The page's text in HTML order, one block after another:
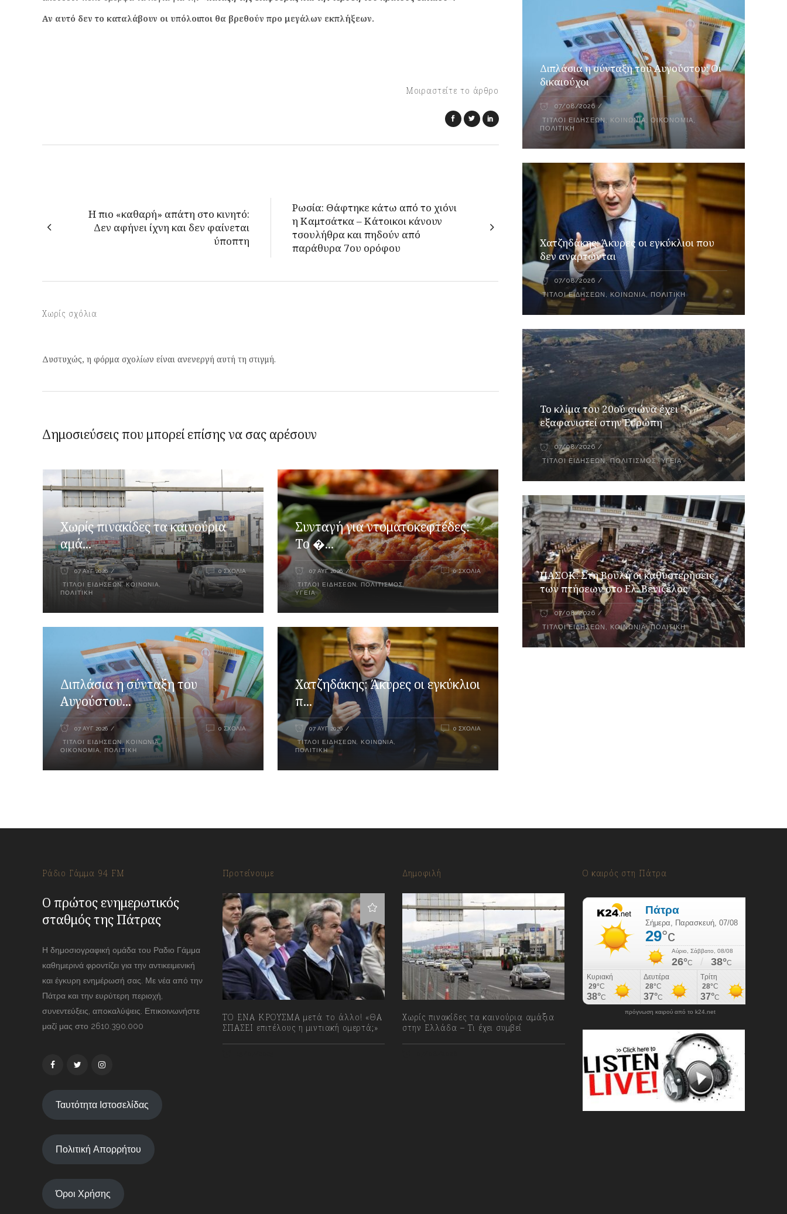
Αν αυτό δεν το καταλάβουν οι υπόλοιποι θα βρεθούν προ μεγάλων εκπλήξεων.
Μοιραστείτε το άρθρο
Η πιο «καθαρή» απάτη στο κινητό:
Δεν αφήνει ίχνη και δεν φαίνεται
ύποπτη
Ρωσία: Θάφτηκε κάτω από το χιόνι
η Καμτσάτκα – Κάτοικοι κάνουν
τσουλήθρα και πηδούν από
παράθυρα 7ου ορόφου
Χωρίς σχόλια
Δυστυχώς, η φόρμα σχολίων είναι ανενεργή αυτή τη στιγμή.
Δημοσιεύσεις που μπορεί επίσης να σας αρέσουν
Χωρίς πινακίδες τα καινούρια
αμά...
07 ΑΥΓ 2026
ΤΊΤΛΟΙ ΕΙΔΉΣΕΩΝ,ΚΟΙΝΩΝΊΑ,
ΠΟΛΙΤΙΚΉ
0 ΣΧΌΛΙΑ
Συνταγή για ντοματοκεφτέδες:
Το �...
07 ΑΥΓ 2026
ΤΊΤΛΟΙ ΕΙΔΉΣΕΩΝ, ΠΟΛΙΤΙΣΜΌΣ,
ΥΓΕΊΑ
0 ΣΧΌΛΙΑ
Διπλάσια η σύνταξη του
Αυγούστου...
07 ΑΥΓ 2026
ΤΊΤΛΟΙ ΕΙΔΉΣΕΩΝ, ΚΟΙΝΩΝΊΑ,
ΟΙΚΟΝΟΜΊΑ, ΠΟΛΙΤΙΚΉ
0 ΣΧΌΛΙΑ
Xατζηδάκης: Άκυρες οι εγκύκλιοι
π...
07 ΑΥΓ 2026
ΤΊΤΛΟΙ ΕΙΔΉΣΕΩΝ, ΚΟΙΝΩΝΊΑ,
ΠΟΛΙΤΙΚΉ
0 ΣΧΌΛΙΑ
Διπλάσια η σύνταξη του Αυγούστου: Οι
δικαιούχοι
07/08/2026
ΤΊΤΛΟΙ ΕΙΔΉΣΕΩΝ , ΚΟΙΝΩΝΊΑ,ΟΙΚΟΝΟΜΊΑ,
ΠΟΛΙΤΙΚΉ
Xατζηδάκης: Άκυρες οι εγκύκλιοι που
δεν αναρτώνται
07/08/2026
ΤΊΤΛΟΙ ΕΙΔΉΣΕΩΝ ,ΚΟΙΝΩΝΊΑ,ΠΟΛΙΤΙΚΉ
Το κλίμα του 20ού αιώνα έχει
εξαφανιστεί στην Ευρώπη
07/08/2026
ΤΊΤΛΟΙ ΕΙΔΉΣΕΩΝ,ΠΟΛΙΤΙΣΜΌΣ,ΥΓΕΊΑ
ΠΑΣΟΚ: Στη Βουλή οι καθυστερήσεις
των πτήσεων στο Ελ. Βενιζέλος
07/08/2026
ΤΊΤΛΟΙ ΕΙΔΉΣΕΩΝ , ΚΟΙΝΩΝΊΑ,ΠΟΛΙΤΙΚΉ
Ράδιο Γάμμα 94 FM
Ο πρώτος ενημερωτικός
σταθμός της Πάτρας
Η δημοσιογραφική ομάδα του Ραδιο Γάμμα
καθημερινά φροντίζει για την αντικειμενική
και έγκυρη ενημέρωσή σας. Με νέα από την
Πάτρα και την ευρύτερη περιοχή,
συνεντεύξεις, αποκαλύψεις. Επικοινωνήστε
μαζί μας στο 2610.390.000
Ταυτότητα Ιστοσελίδας
Πολιτική Απορρήτου
Όροι Χρήσης
Προτείνουμε
ΤΟ ΕΝΑ ΚΡΟΥΣΜΑ μετά το άλλο! «ΘΑ
ΣΠΑΣΕΙ επιτέλους η μιντιακή ομερτά;»
Δημοφιλή
Χωρίς πινακίδες τα καινούρια αμάξια
στην Ελλάδα – Τι έχει συμβεί
Ο καιρός στη Πάτρα
πρόγνωση καιρού από το k24.net